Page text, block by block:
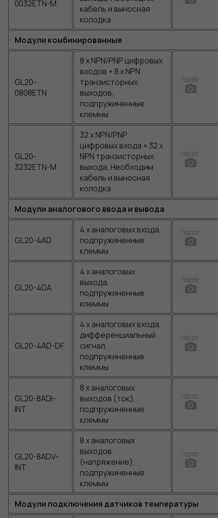
0032ETN-M
кабель и выносная
колодка
Модули комбинированные
GL20-
0808ETN
8 x NPN/PNP цифровых
входов + 8 x NPN
транзисторных
выходов,
подпружиненные
клеммы
GL20-
3232ETN-M
32 x NPN/PNP
цифровых входа + 32 x
NPN транзисторных
выхода, Необходим
кабель и выносная
колодка
Модули аналогового ввода и вывода
GL20-4AD
4 x аналоговых входа,
подпружиненные
клеммы
GL20-4DA
4 x аналоговых
выхода,
подпружиненные
клеммы
GL20-4AD-DF
4 x аналоговых входа,
дифференциальный
сигнал,
подпружиненные
клеммы
GL20-8ADI-
INT
8 x аналоговых
выходов (ток),
подпружиненные
клеммы
GL20-8ADV-
INT
8 x аналоговых
выходов
(напряжение),
подпружиненные
клеммы
Модули подключения датчиков температуры
Для
функционала и
статистики. Они
нужны, чтобы
сайт работал.